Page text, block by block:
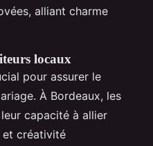
alliant charme
locaux
pour assurer le
À Bordeaux, les
capacité à allier
et créativité